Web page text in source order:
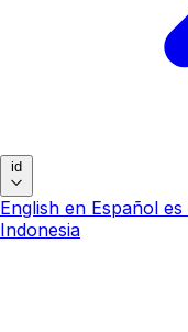
id
English en Español es
Indonesia